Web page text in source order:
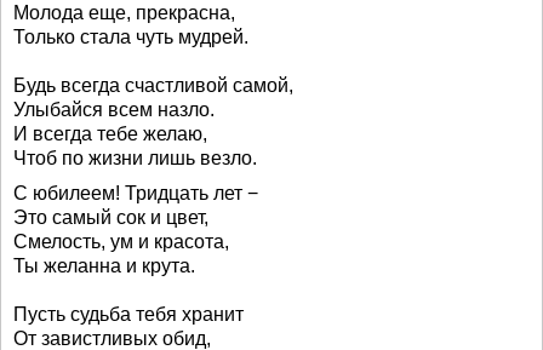
Молода еще, прекрасна,
Только стала чуть мудрей.
Будь всегда счастливой самой,
Улыбайся всем назло.
И всегда тебе желаю,
Чтоб по жизни лишь везло.
С юбилеем! Тридцать лет −
Это самый сок и цвет,
Смелость, ум и красота,
Ты желанна и крута.
Пусть судьба тебя хранит
От завистливых обид,